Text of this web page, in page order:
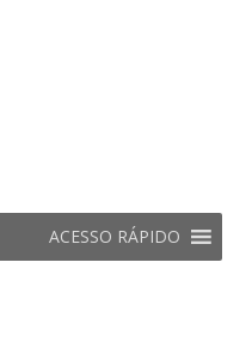
ACESSO RÁPIDO